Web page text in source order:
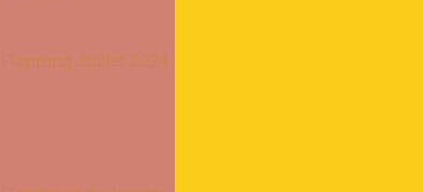
Planning Juillet 2024